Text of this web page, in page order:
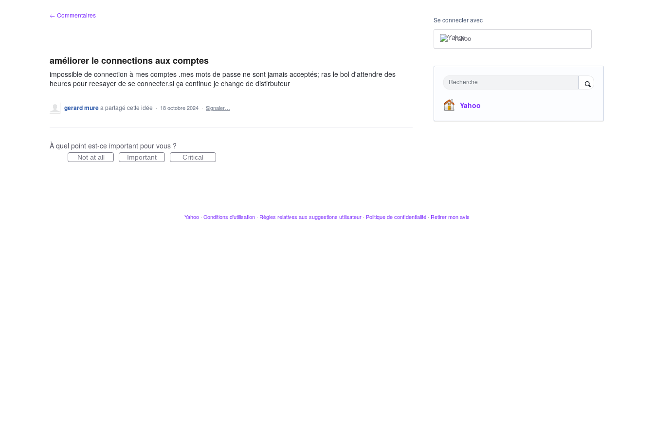
← Commentaires
améliorer le connections aux comptes
impossible de connection à mes comptes .mes mots de passe ne sont jamais acceptés; ras le bol d'attendre des
heures pour reesayer de se connecter.si ça continue je change de distirbuteur
gerard murea partagé cette idée · 18 octobre 2024 · Signaler…
À quel point est-ce important pour vous ?
Not at all Important Critical
Se connecter avec
Yahoo
Recherche
Yahoo
Yahoo · Conditions d'utilisation · Règles relatives aux suggestions utilisateur · Politique de confidentialité · Retirer mon avis